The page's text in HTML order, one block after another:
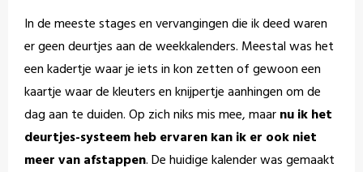
In de meeste stages en vervangingen die ik deed waren
er geen deurtjes aan de weekkalenders. Meestal was het
een kadertje waar je iets in kon zetten of gewoon een
kaartje waar de kleuters en knijpertje aanhingen om de
dag aan te duiden. Op zich niks mis mee, maarnu ik het
deurtjes-systeem heb ervaren kan ik er ook niet
meer van afstappen. De huidige kalender was gemaakt